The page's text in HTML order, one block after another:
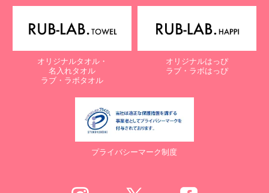
オリジナルタオル・
名入れタオル
ラブ・ラボタオル
オリジナルはっぴ
ラブ・ラボはっぴ
プライバシーマーク制度